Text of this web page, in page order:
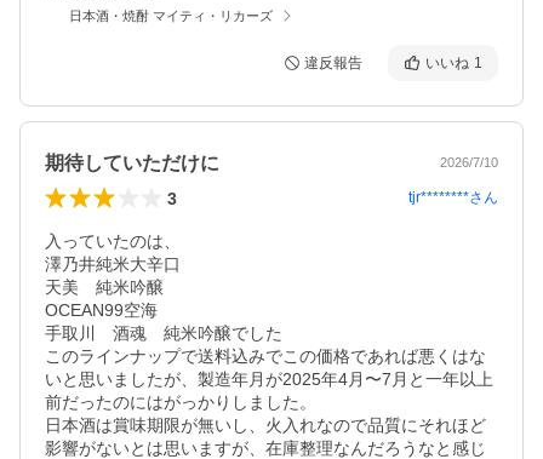
日本酒・焼酎 マイティ・リカーズ
違反報告 いいね 1
期待していただけに 2026/7/10
3 tjr********さん
入っていたのは、
澤乃井純米大辛口
天美　純米吟醸
OCEAN99空海
手取川　酒魂　純米吟醸でした
このラインナップで送料込みでこの価格であれば悪くはな
いと思いましたが、製造年月が2025年4月〜7月と一年以上
前だったのにはがっかりしました。
日本酒は賞味期限が無いし、火入れなので品質にそれほど
影響がないとは思いますが、在庫整理なんだろうなと感じ